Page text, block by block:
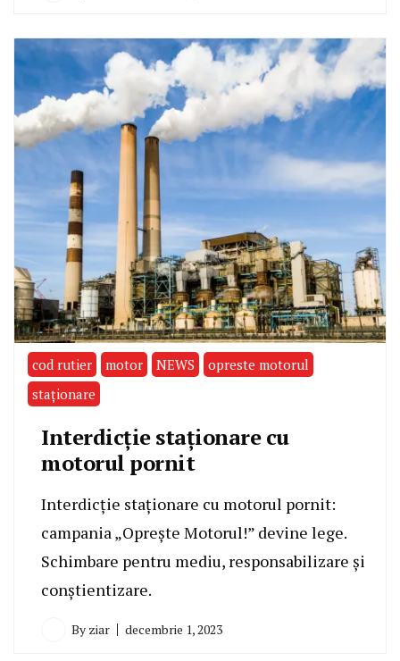
cod rutier motor NEWS
opreste motorul
staționare
Interdicție staționare cu
motorul pornit
Interdicție staționare cu motorul pornit:
campania „Oprește Motorul!” devine lege.
Schimbare pentru mediu, responsabilizare și
conștientizare.
By ziar decembrie 1, 2023